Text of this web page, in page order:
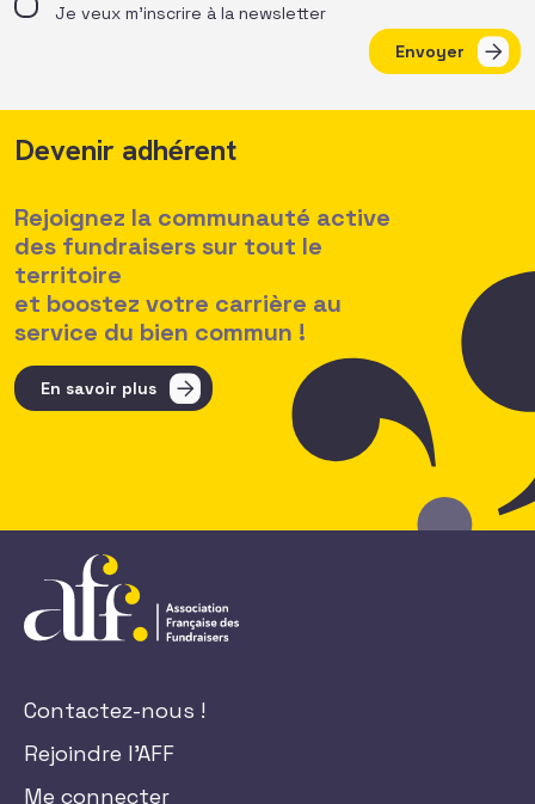
Je veux m'inscrire à la newsletter
Envoyer
Devenir adhérent
Rejoignez la communauté active
des fundraisers sur tout le
territoire
et boostez votre carrière au
service du bien commun !
En savoir plus
Contactez-nous !
Rejoindre l'AFF
Me connecter